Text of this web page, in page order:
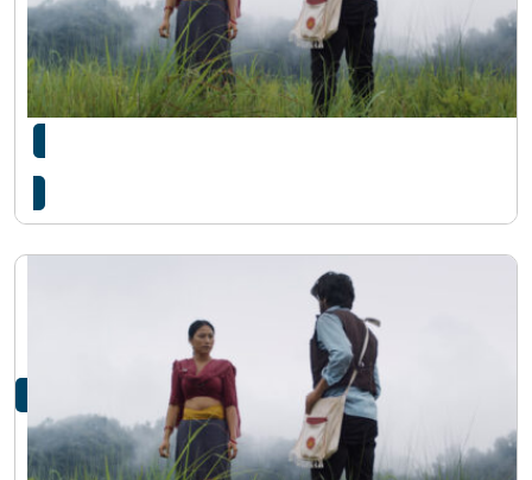
अमेरिकाको फिल्म फेस्टिभलमा ‘हल्कारा’ छनोट